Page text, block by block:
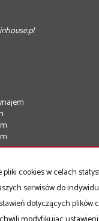
cookies w celach
serwisów do
dotyczących plików